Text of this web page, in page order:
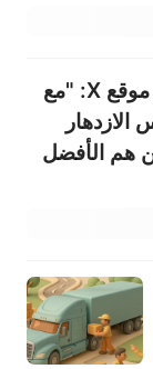
نشر وزير الخزانة سكوت بيسنت على موقع X: "مع
هم الأفضل
اليوم من